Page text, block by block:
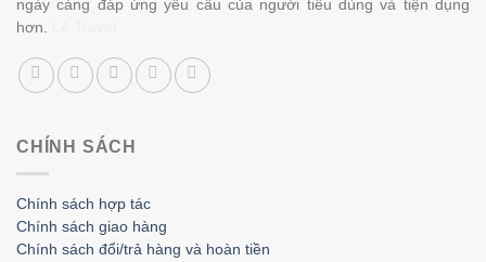
ngày càng đáp ứng yêu cầu của người tiêu dùng và tiện dụng
hơn.
CHÍNH SÁCH
Chính sách hợp tác
Chính sách giao hàng
Chính sách đổi/trả hàng và hoàn tiền